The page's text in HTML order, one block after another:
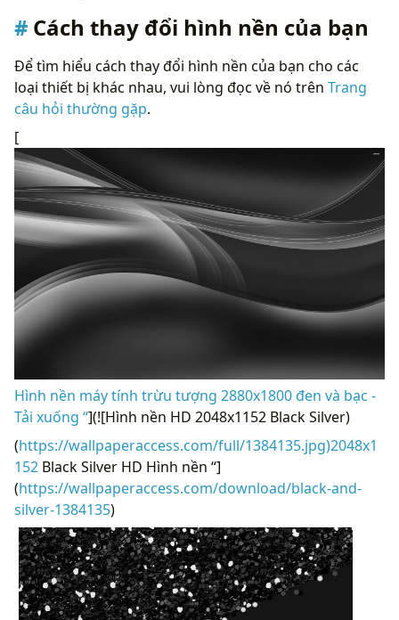
Cách thay đổi hình nền của bạn
Để tìm hiểu cách thay đổi hình nền của bạn cho các
loại thiết bị khác nhau, vui lòng đọc về nó trên Trang
câu hỏi thường gặp.
[
Hình nền máy tính trừu tượng 2880x1800 đen và bạc -
Tải xuống “](![Hình nền HD 2048x1152 Black Silver)
(https://wallpaperaccess.com/full/1384135.jpg)2048x1
152 Black Silver HD Hình nền “]
(https://wallpaperaccess.com/download/black-and-
silver-1384135)